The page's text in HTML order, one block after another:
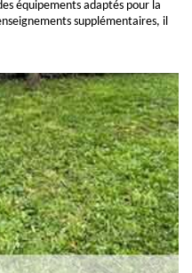
équipements adaptés pour la
supplémentaires, il